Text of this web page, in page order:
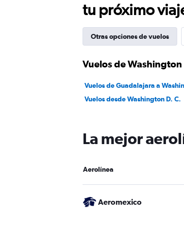
tu próximo
Otras opciones de vuelos
Vuelos de
Vuelos de Guadalajara a
Vuelos desde Washington D. C.
La mejor
Aerolínea
Aeromexico